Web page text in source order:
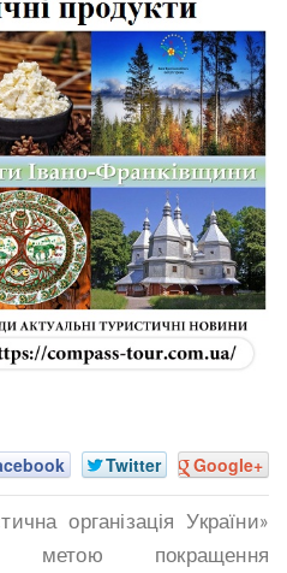
Twitter Google+
організація України»
покращення